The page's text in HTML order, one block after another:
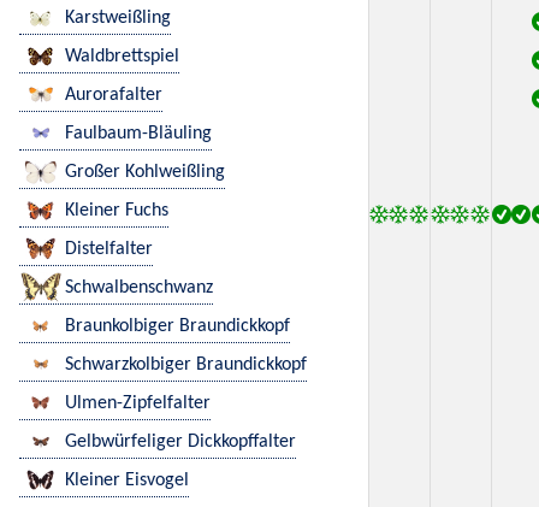
Karstweißling
Waldbrettspiel
Aurorafalter
Faulbaum-Bläuling
Großer Kohlweißling
Kleiner Fuchs
Distelfalter
Schwalbenschwanz
Braunkolbiger Braundickkopf
Schwarzkolbiger Braundickkopf
Ulmen-Zipfelfalter
Gelbwürfeliger Dickkopffalter
Kleiner Eisvogel